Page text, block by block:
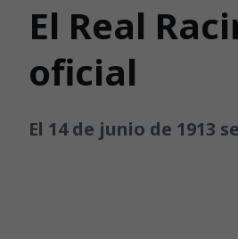
El Real
oficial
El 14 de junio de 1913